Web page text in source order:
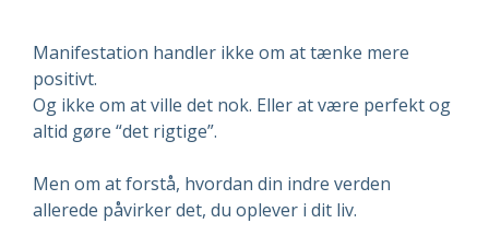
Manifestation handler ikke om at tænke mere
positivt.
Og ikke om at ville det nok. Eller at være perfekt og
altid gøre “det rigtige”.
Men om at forstå, hvordan din indre verden
allerede påvirker det, du oplever i dit liv.